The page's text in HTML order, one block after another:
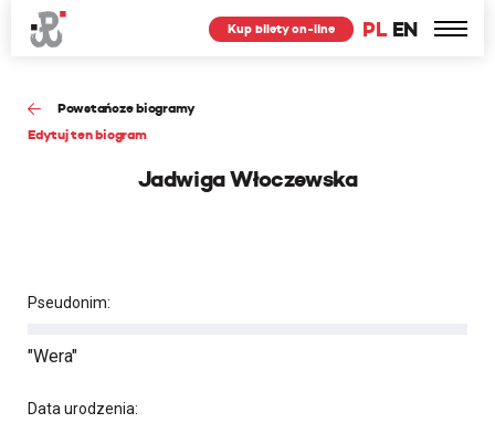
PL EN
Kup bilety on-line
Powstańcze biogramy
Edytuj ten biogram
Jadwiga Włoczewska
Pseudonim:
"Wera"
Data urodzenia: